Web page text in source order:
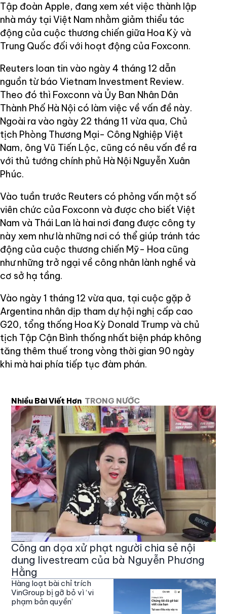
Tập đoàn Apple, đang xem xét việc thành lập
nhà máy tại Việt Nam nhằm giảm thiểu tác
động của cuộc thương chiến giữa Hoa Kỳ và
Trung Quốc đối với hoạt động của Foxconn.
Reuters loan tin vào ngày 4 tháng 12 dẫn
nguồn từ báo Vietnam Investment Review.
Theo đó thì Foxconn và Ủy Ban Nhân Dân
Thành Phố Hà Nội có làm việc về vấn đề này.
Ngoài ra vào ngày 22 tháng 11 vừa qua, Chủ
tịch Phòng Thương Mại- Công Nghiệp Việt
Nam, ông Vũ Tiến Lộc, cũng có nêu vấn đề ra
với thủ tướng chính phủ Hà Nội Nguyễn Xuân
Phúc.
Vào tuần trước Reuters có phỏng vấn một số
viên chức của Foxconn và được cho biết Việt
Nam và Thái Lan là hai nơi đang được công ty
này xem như là những nơi có thể giúp tránh tác
động của cuộc thương chiến Mỹ- Hoa cũng
như những trở ngại về công nhân lành nghề và
cơ sở hạ tầng.
Vào ngày 1 tháng 12 vừa qua, tại cuộc gặp ở
Argentina nhân dịp tham dự hội nghị cấp cao
G20, tổng thống Hoa Kỳ Donald Trump và chủ
tịch Tập Cận Bình thống nhất biện pháp không
tăng thêm thuế trong vòng thời gian 90 ngày
khi mà hai phía tiếp tục đàm phán.
Nhiều Bài Viết Hơn TRONG NƯỚC
Công an dọa xử phạt người chia sẻ nội
dung livestream của bà Nguyễn Phương
Hằng
Hàng loạt bài chỉ trích
VinGroup bị gỡ bỏ vì ‘vi
phạm bản quyền’